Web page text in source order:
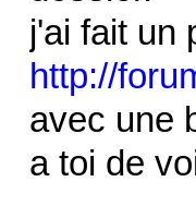
j'ai fait un
http://
avec une
a toi de